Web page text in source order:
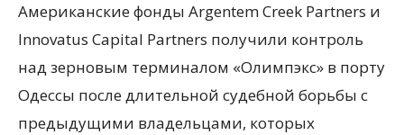
Американские фонды Argentem Creek Partners и
Innovatus Capital Partners получили контроль
над зерновым терминалом «Олимпэкс» в порту
Одессы после длительной судебной борьбы с
предыдущими владельцами, которых